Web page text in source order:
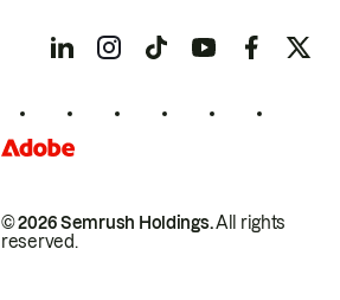
© 2026 Semrush Holdings.All rights
reserved.